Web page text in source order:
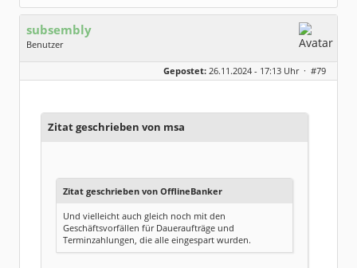
subsembly
Benutzer
Geschlecht:
keine Angabe
Homepage:
subsembly.com/
Gepostet: 26.11.2024 - 17:13 Uhr · #79
Zitat geschrieben von msa
Zitat geschrieben von OfflineBanker
Und vielleicht auch gleich noch mit den
Geschäftsvorfällen für Daueraufträge und
Terminzahlungen, die alle eingespart wurden.